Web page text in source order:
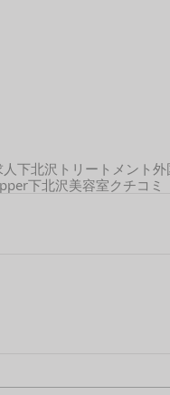
下北沢トリートメント 外
下北沢美容室クチコミ